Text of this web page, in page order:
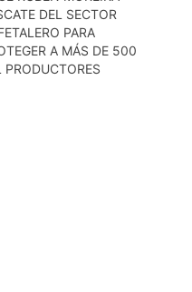
DEL SECTOR
PARA
A MÁS DE 500
PRODUCTORES